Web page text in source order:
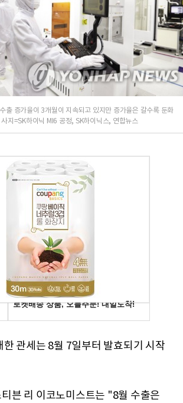
출 증가율이 3개월이 지속되고 있지만 증가율은 갈수록 둔화
지=SK하이닉 MI6 공정, SK하이닉스, 연합뉴스
한 관세는 8월 7일부터 발효되기 시작
븐 리 이코노미스트는 "8월 수출은